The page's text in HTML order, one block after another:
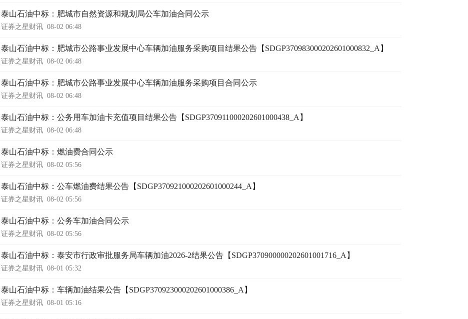
泰山石油中标：肥城市自然资源和规划局公车加油合同公示
证券之星财讯 08-02 06:48
泰山石油中标：肥城市公路事业发展中心车辆加油服务采购项目结果公告【SDGP370983000202601000832_A】
证券之星财讯 08-02 06:48
泰山石油中标：肥城市公路事业发展中心车辆加油服务采购项目合同公示
证券之星财讯 08-02 06:48
泰山石油中标：公务用车加油卡充值项目结果公告【SDGP370911000202601000438_A】
证券之星财讯 08-02 06:48
泰山石油中标：燃油费合同公示
证券之星财讯 08-02 05:56
泰山石油中标：公车燃油费结果公告【SDGP370921000202601000244_A】
证券之星财讯 08-02 05:56
泰山石油中标：公务车加油合同公示
证券之星财讯 08-02 05:56
泰山石油中标：泰安市行政审批服务局车辆加油2026-2结果公告【SDGP370900000202601001716_A】
证券之星财讯 08-01 05:32
泰山石油中标：车辆加油结果公告【SDGP370923000202601000386_A】
证券之星财讯 08-01 05:16